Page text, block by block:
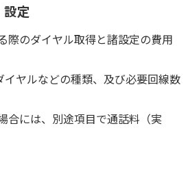
定
際のダイヤル取得と諸設定の費用
ヤルなどの種類、及び必要回線数
合には、別途項目で通話料（実